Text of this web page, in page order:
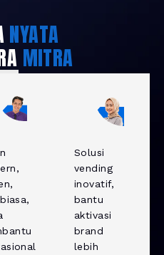
NYATA
MITRA
Solusi
vending
inovatif,
bantu
aktivasi
brand
lebih